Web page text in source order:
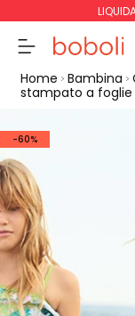
Totale parziale
Totale
Continua
Home Bambina
stampato a foglie
-60%